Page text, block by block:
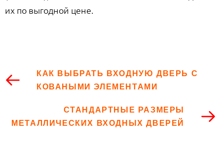
их по выгодной цене.
КАК ВЫБРАТЬ ВХОДНУЮ ДВЕРЬ С
КОВАНЫМИ ЭЛЕМЕНТАМИ
СТАНДАРТНЫЕ РАЗМЕРЫ
МЕТАЛЛИЧЕСКИХ ВХОДНЫХ ДВЕРЕЙ